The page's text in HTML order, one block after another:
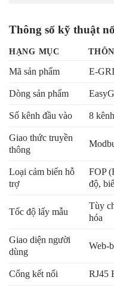
Thông số kỹ thuật
HẠNG MỤC
Mã sản phẩm E-
Dòng sản phẩm
Số kênh đầu vào 8
Giao thức truyền
thông
Loại cảm biến hỗ
trợ
FOP
độ,
Tốc độ lấy mẫu
Tùy
hóa
Giao diện người
dùng
Web-
Cổng kết nối RJ45